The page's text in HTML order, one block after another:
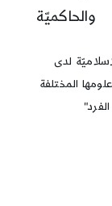
والحاكميّة
لدى
المختلفة